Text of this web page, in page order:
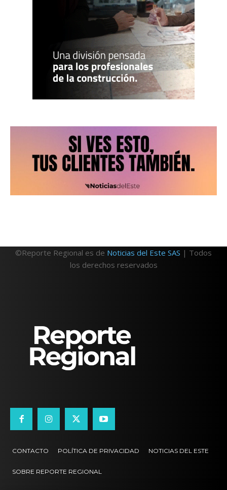
©Reporte Regional es de Noticias del Este SAS | Todos
los derechos reservados
CONTACTO POLÍTICA DE PRIVACIDAD NOTICIAS DEL ESTE
SOBRE REPORTE REGIONAL